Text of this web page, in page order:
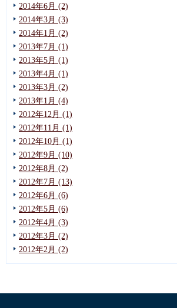
2014年6月 (2)
2014年3月 (3)
2014年1月 (2)
2013年7月 (1)
2013年5月 (1)
2013年4月 (1)
2013年3月 (2)
2013年1月 (4)
2012年12月 (1)
2012年11月 (1)
2012年10月 (1)
2012年9月 (10)
2012年8月 (2)
2012年7月 (13)
2012年6月 (6)
2012年5月 (6)
2012年4月 (3)
2012年3月 (2)
2012年2月 (2)